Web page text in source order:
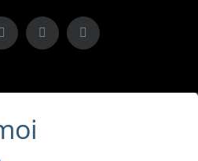
LinkedInInstagramFacebook